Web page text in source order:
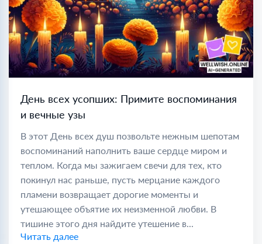
День всех усопших: Примите воспоминания
и вечные узы
В этот День всех душ позвольте нежным шепотам
воспоминаний наполнить ваше сердце миром и
теплом. Когда мы зажигаем свечи для тех, кто
покинул нас раньше, пусть мерцание каждого
пламени возвращает дорогие моменты и
утешающее объятие их неизменной любви. В
тишине этого дня найдите утешение в...
Читать далее